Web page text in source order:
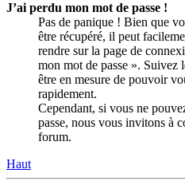
J’ai perdu mon mot de passe !
Pas de panique ! Bien que
être récupéré, il peut
rendre sur la page de
mon mot de passe ». Suivez
être en mesure de pouvoir
rapidement.
Cependant, si vous ne
passe, nous vous invitons à
forum.
Haut